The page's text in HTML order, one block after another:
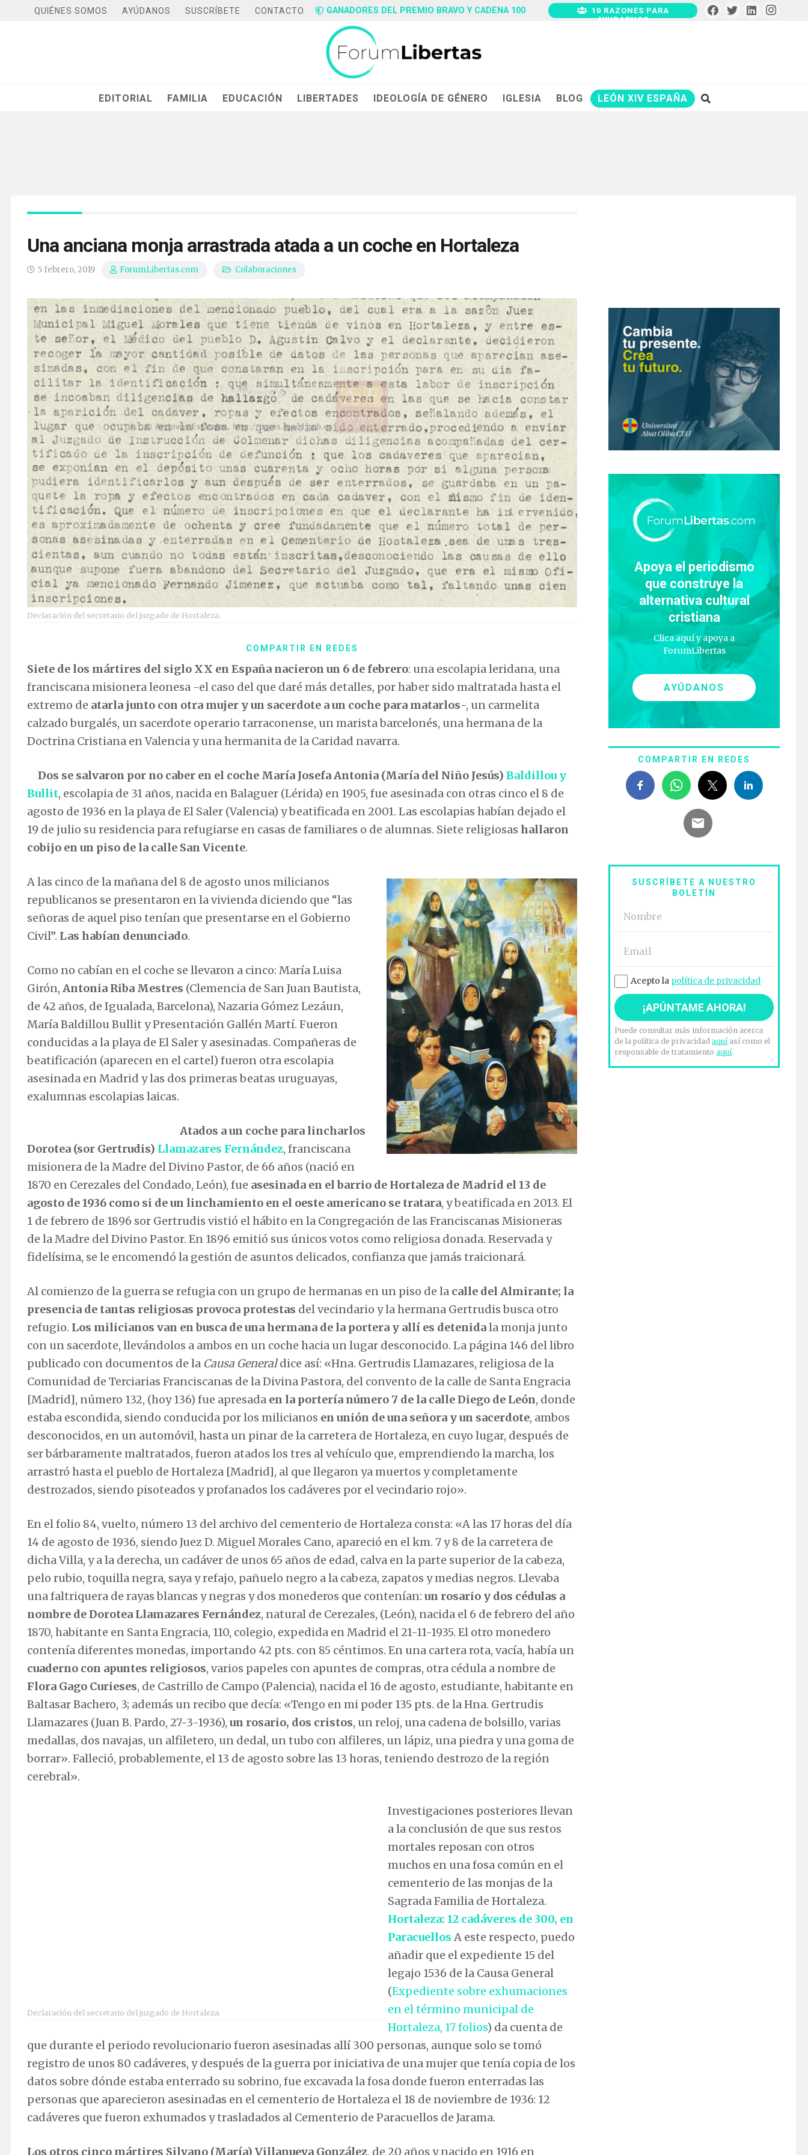
QUIÉNES SOMOS AYÚDANOS SUSCRÍBETE CONTACTO GANADORES DEL PREMIO BRAVO Y CADENA 100
10 RAZONES PARA
AYUDARNOS
EDITORIAL FAMILIA EDUCACIÓN LIBERTADES IDEOLOGÍA DE GÉNERO IGLESIA BLOG LEÓN XIV ESPAÑA
Una anciana monja arrastrada atada a un coche en Hortaleza
5 febrero, 2019 ForumLibertas.com Colaboraciones
Declaración del secretario del juzgado de Hortaleza.
COMPARTIR EN REDES
Siete de los mártires del siglo XX en España nacieron un 6 de febrero: una escolapia leridana, una
franciscana misionera leonesa -el caso del que daré más detalles, por haber sido maltratada hasta el
extremo de atarla junto con otra mujer y un sacerdote a un coche para matarlos-, un carmelita
calzado burgalés, un sacerdote operario tarraconense, un marista barcelonés, una hermana de la
Doctrina Cristiana en Valencia y una hermanita de la Caridad navarra.
Dos se salvaron por no caber en el coche María Josefa Antonia (María del Niño Jesús) Baldillou y
Bullit, escolapia de 31 años, nacida en Balaguer (Lérida) en 1905, fue asesinada con otras cinco el 8 de
agosto de 1936 en la playa de El Saler (Valencia) y beatificada en 2001. Las escolapias habían dejado el
19 de julio su residencia para refugiarse en casas de familiares o de alumnas. Siete religiosas hallaron
cobijo en un piso de la calle San Vicente.
A las cinco de la mañana del 8 de agosto unos milicianos
republicanos se presentaron en la vivienda diciendo que “las
señoras de aquel piso tenían que presentarse en el Gobierno
Civil”. Las habían denunciado.
Como no cabían en el coche se llevaron a cinco: María Luisa
Girón, Antonia Riba Mestres (Clemencia de San Juan Bautista,
de 42 años, de Igualada, Barcelona), Nazaria Gómez Lezáun,
María Baldillou Bullit y Presentación Gallén Martí. Fueron
conducidas a la playa de El Saler y asesinadas. Compañeras de
beatificación (aparecen en el cartel) fueron otra escolapia
asesinada en Madrid y las dos primeras beatas uruguayas,
exalumnas escolapias laicas.
Atados a un coche para lincharlos
Dorotea (sor Gertrudis) Llamazares Fernández, franciscana
misionera de la Madre del Divino Pastor, de 66 años (nació en
1870 en Cerezales del Condado, León), fue asesinada en el barrio de Hortaleza de Madrid el 13 de
agosto de 1936 como si de un linchamiento en el oeste americano se tratara, y beatificada en 2013. El
1 de febrero de 1896 sor Gertrudis vistió el hábito en la Congregación de las Franciscanas Misioneras
de la Madre del Divino Pastor. En 1896 emitió sus únicos votos como religiosa donada. Reservada y
fidelísima, se le encomendó la gestión de asuntos delicados, confianza que jamás traicionará.
Al comienzo de la guerra se refugia con un grupo de hermanas en un piso de la calle del Almirante; la
presencia de tantas religiosas provoca protestas del vecindario y la hermana Gertrudis busca otro
refugio. Los milicianos van en busca de una hermana de la portera y allí es detenidala monja junto
con un sacerdote, llevándolos a ambos en un coche hacia un lugar desconocido. La página 146 del libro
publicado con documentos de la Causa Generaldice así: «Hna. Gertrudis Llamazares, religiosa de la
Comunidad de Terciarias Franciscanas de la Divina Pastora, del convento de la calle de Santa Engracia
[Madrid], número 132, (hoy 136) fue apresada en la portería número 7 de la calle Diego de León, donde
estaba escondida, siendo conducida por los milicianos en unión de una señora y un sacerdote, ambos
desconocidos, en un automóvil, hasta un pinar de la carretera de Hortaleza, en cuyo lugar, después de
ser bárbaramente maltratados, fueron atados los tres al vehículo que, emprendiendo la marcha, los
arrastró hasta el pueblo de Hortaleza [Madrid], al que llegaron ya muertos y completamente
destrozados, siendo pisoteados y profanados los cadáveres por el vecindario rojo».
En el folio 84, vuelto, número 13 del archivo del cementerio de Hortaleza consta: «A las 17 horas del día
14 de agosto de 1936, siendo Juez D. Miguel Morales Cano, apareció en el km. 7 y 8 de la carretera de
dicha Villa, y a la derecha, un cadáver de unos 65 años de edad, calva en la parte superior de la cabeza,
pelo rubio, toquilla negra, saya y refajo, pañuelo negro a la cabeza, zapatos y medias negros. Llevaba
una faltriquera de rayas blancas y negras y dos monederos que contenían: un rosario y dos cédulas a
nombre de Dorotea Llamazares Fernández, natural de Cerezales, (León), nacida el 6 de febrero del año
1870, habitante en Santa Engracia, 110, colegio, expedida en Madrid el 21-11-1935. El otro monedero
contenía diferentes monedas, importando 42 pts. con 85 céntimos. En una cartera rota, vacía, había un
cuaderno con apuntes religiosos, varios papeles con apuntes de compras, otra cédula a nombre de
Flora Gago Curieses, de Castrillo de Campo (Palencia), nacida el 16 de agosto, estudiante, habitante en
Baltasar Bachero, 3; además un recibo que decía: «Tengo en mi poder 135 pts. de la Hna. Gertrudis
Llamazares (Juan B. Pardo, 27-3-1936), un rosario, dos cristos, un reloj, una cadena de bolsillo, varias
medallas, dos navajas, un alfiletero, un dedal, un tubo con alfileres, un lápiz, una piedra y una goma de
borrar». Falleció, probablemente, el 13 de agosto sobre las 13 horas, teniendo destrozo de la región
cerebral».
Declaración del secretario del juzgado de Hortaleza.
Investigaciones posteriores llevan
a la conclusión de que sus restos
mortales reposan con otros
muchos en una fosa común en el
cementerio de las monjas de la
Sagrada Familia de Hortaleza.
Hortaleza: 12 cadáveres de 300, en
Paracuellos A este respecto, puedo
añadir que el expediente 15 del
legajo 1536 de la Causa General
(Expediente sobre exhumaciones
en el término municipal de
Hortaleza, 17 folios) da cuenta de
que durante el periodo revolucionario fueron asesinadas allí 300 personas, aunque solo se tomó
registro de unos 80 cadáveres, y después de la guerra por iniciativa de una mujer que tenía copia de los
datos sobre dónde estaba enterrado su sobrino, fue excavada la fosa donde fueron enterradas las
personas que aparecieron asesinadas en el cementerio de Hortaleza el 18 de noviembre de 1936: 12
cadáveres que fueron exhumados y trasladados al Cementerio de Paracuellos de Jarama.
Los otros cinco mártires Silvano (María) Villanueva González, de 20 años y nacido en 1916 en
Apoya el periodismo
que construye la
alternativa cultural
cristiana
Clica aquí y apoya a
ForumLibertas
AYÚDANOS
COMPARTIR EN REDES
SUSCRÍBETE A NUESTRO
BOLETÍN
Acepto la política de privacidad
Puede consultar más información acerca
de la política de privacidadaquíasí como el
responsable de tratamientoaquí.